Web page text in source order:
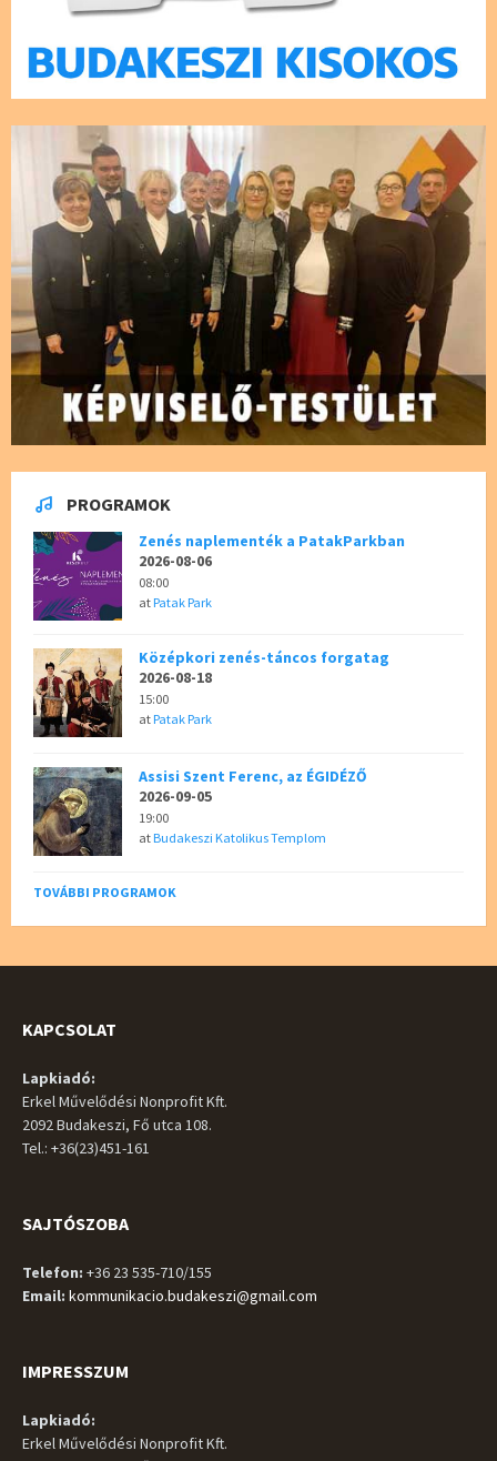
PROGRAMOK
Zenés naplementék a PatakParkban
2026-08-06
08:00
atPatak Park
Középkori zenés-táncos forgatag
2026-08-18
15:00
atPatak Park
Assisi Szent Ferenc, az ÉGIDÉZŐ
2026-09-05
19:00
atBudakeszi Katolikus Templom
TOVÁBBI PROGRAMOK
KAPCSOLAT
Lapkiadó:
Erkel Művelődési Nonprofit Kft.
2092 Budakeszi, Fő utca 108.
Tel.: +36(23)451-161
SAJTÓSZOBA
Telefon: +36 23 535-710/155
Email: kommunikacio.budakeszi@gmail.com
IMPRESSZUM
Lapkiadó:
Erkel Művelődési Nonprofit Kft.